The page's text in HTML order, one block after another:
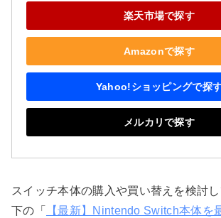
楽天市場で探す
Amazonで探す
Yahoo!ショッピングで探
メルカリで探す
スイッチ本体の購入や買い替えを検討
下の「
【最新】Nintendo Switch本体を